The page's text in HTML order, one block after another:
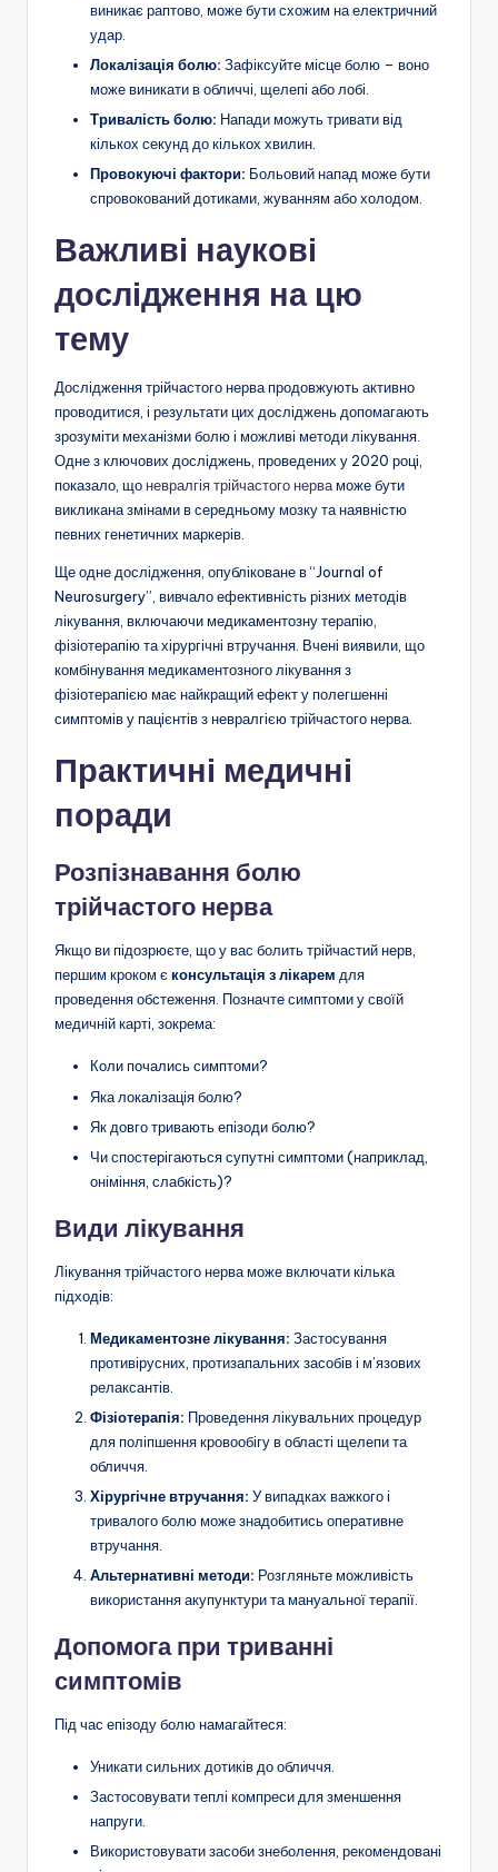
виникає раптово, може бути схожим на електричний
удар.
Локалізація болю: Зафіксуйте місце болю – воно
може виникати в обличчі, щелепі або лобі.
Тривалість болю: Напади можуть тривати від
кількох секунд до кількох хвилин.
Провокуючі фактори: Больовий напад може бути
спровокований дотиками, жуванням або холодом.
Важливі наукові
дослідження на цю
тему
Дослідження трійчастого нерва продовжують активно
проводитися, і результати цих досліджень допомагають
зрозуміти механізми болю і можливі методи лікування.
Одне з ключових досліджень, проведених у 2020 році,
показало, що невралгія трійчастого нерваможе бути
викликана змінами в середньому мозку та наявністю
певних генетичних маркерів.
Ще одне дослідження, опубліковане в “Journal of
Neurosurgery”, вивчало ефективність різних методів
лікування, включаючи медикаментозну терапію,
фізіотерапію та хірургічні втручання. Вчені виявили, що
комбінування медикаментозного лікування з
фізіотерапією має найкращий ефект у полегшенні
симптомів у пацієнтів з невралгією трійчастого нерва.
Практичні медичні
поради
Розпізнавання болю
трійчастого нерва
Якщо ви підозрюєте, що у вас болить трійчастий нерв,
першим кроком єконсультація з лікарем для
проведення обстеження. Позначте симптоми у своїй
медичній карті, зокрема:
Коли почались симптоми?
Яка локалізація болю?
Як довго тривають епізоди болю?
Чи спостерігаються супутні симптоми (наприклад,
оніміння, слабкість)?
Види лікування
Лікування трійчастого нерва може включати кілька
підходів:
Медикаментозне лікування: Застосування
противірусних, протизапальних засобів і м’язових
релаксантів.
Фізіотерапія: Проведення лікувальних процедур
для поліпшення кровообігу в області щелепи та
обличчя.
Хірургічне втручання: У випадках важкого і
тривалого болю може знадобитись оперативне
втручання.
Альтернативні методи: Розгляньте можливість
використання акупунктури та мануальної терапії.
Допомога при триванні
симптомів
Під час епізоду болю намагайтеся:
Уникати сильних дотиків до обличчя.
Застосовувати теплі компреси для зменшення
напруги.
Використовувати засоби знеболення, рекомендовані